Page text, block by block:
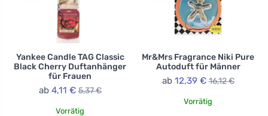
Yankee Candle TAG Classic
Black Cherry Duftanhänger
für Frauen
ab 4,11 € 5,37 €
Vorrätig
Mr&Mrs Fragrance Niki Pure
Autoduft für Männer
ab 12,39 € 16,12 €
Vorrätig